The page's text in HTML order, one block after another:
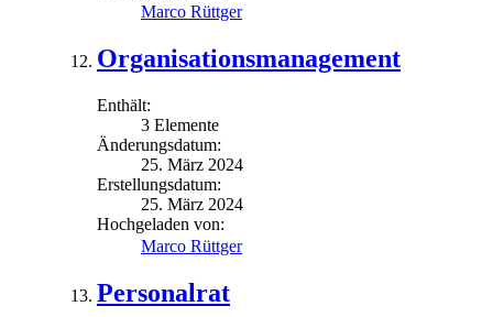
Marco Rüttger
Organisationsmanagement
Enthält:
3 Elemente
Änderungsdatum:
25. März 2024
Erstellungsdatum:
25. März 2024
Hochgeladen von:
Marco Rüttger
Personalrat